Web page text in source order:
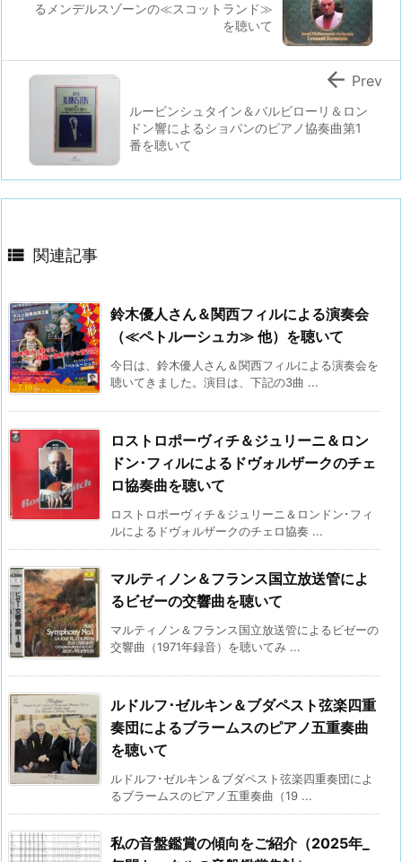
るメンデルスゾーンの≪スコットランド≫
を聴いて
ルービンシュタイン＆バルビローリ＆ロン
ドン響によるショパンのピアノ協奏曲第1
番を聴いて
 Prev
 関連記事
鈴木優人さん＆関西フィルによる演奏会
（≪ペトルーシュカ≫ 他）を聴いて
今日は、鈴木優人さん＆関西フィルによる演奏会を
聴いてきました。演目は、下記の3曲 ...
ロストロポーヴィチ＆ジュリーニ＆ロン
ドン･フィルによるドヴォルザークのチェ
ロ協奏曲を聴いて
ロストロポーヴィチ＆ジュリーニ＆ロンドン･フィ
ルによるドヴォルザークのチェロ協奏 ...
マルティノン＆フランス国立放送管によ
るビゼーの交響曲を聴いて
マルティノン＆フランス国立放送管によるビゼーの
交響曲（1971年録音）を聴いてみ ...
ルドルフ･ゼルキン＆ブダペスト弦楽四重
奏団によるブラームスのピアノ五重奏曲
を聴いて
ルドルフ･ゼルキン＆ブダペスト弦楽四重奏団によ
るブラームスのピアノ五重奏曲（19 ...
私の音盤鑑賞の傾向をご紹介（2025年_